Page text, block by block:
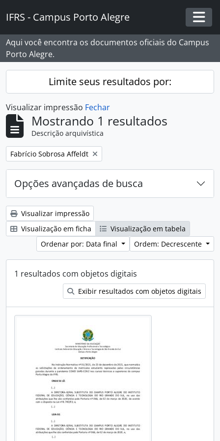
IFRS - Campus Porto Alegre
Aqui você encontra os documentos oficiais do Campus
Porto Alegre.
Limite seus resultados por:
Visualizar impressão Fechar
Mostrando 1 resultados
Descrição arquivística
Remover filtro:
Fabrício Sobrosa Affeldt
Opções avançadas de busca
Visualizar impressão
Visualização em ficha
Visualização em tabela
Ordenar por: Data final
Ordem: Decrescente
1 resultados com objetos digitais
Exibir resultados com objetos digitais